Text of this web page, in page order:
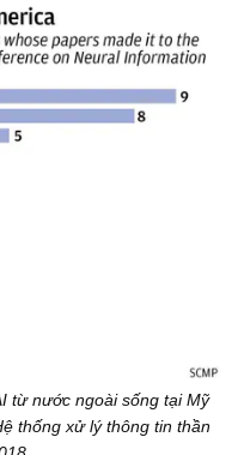
từ nước ngoài sống tại Mỹ
thống xử lý thông tin thần